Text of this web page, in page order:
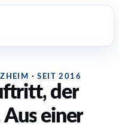
· SEIT 2016
der
Aus einer